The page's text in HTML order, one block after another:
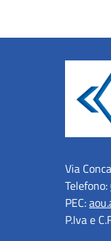
Via
Telefono:
PEC:
P.Iva e